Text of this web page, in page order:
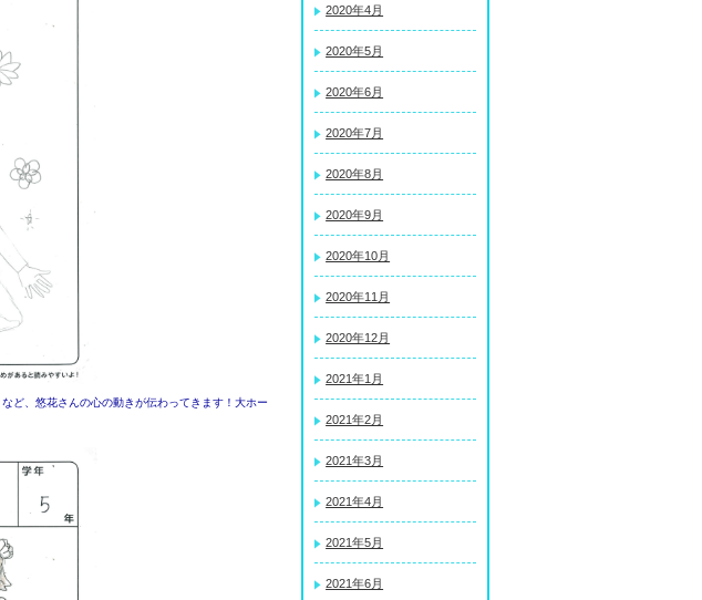
2020年4月
2020年5月
2020年6月
2020年7月
2020年8月
2020年9月
2020年10月
2020年11月
2020年12月
2021年1月
2021年2月
2021年3月
2021年4月
2021年5月
2021年6月
ど、悠花さんの心の動きが伝わってきます！大ホー